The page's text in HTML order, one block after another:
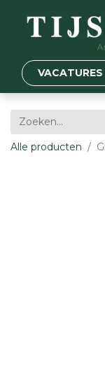
VACATURES
Alle producten